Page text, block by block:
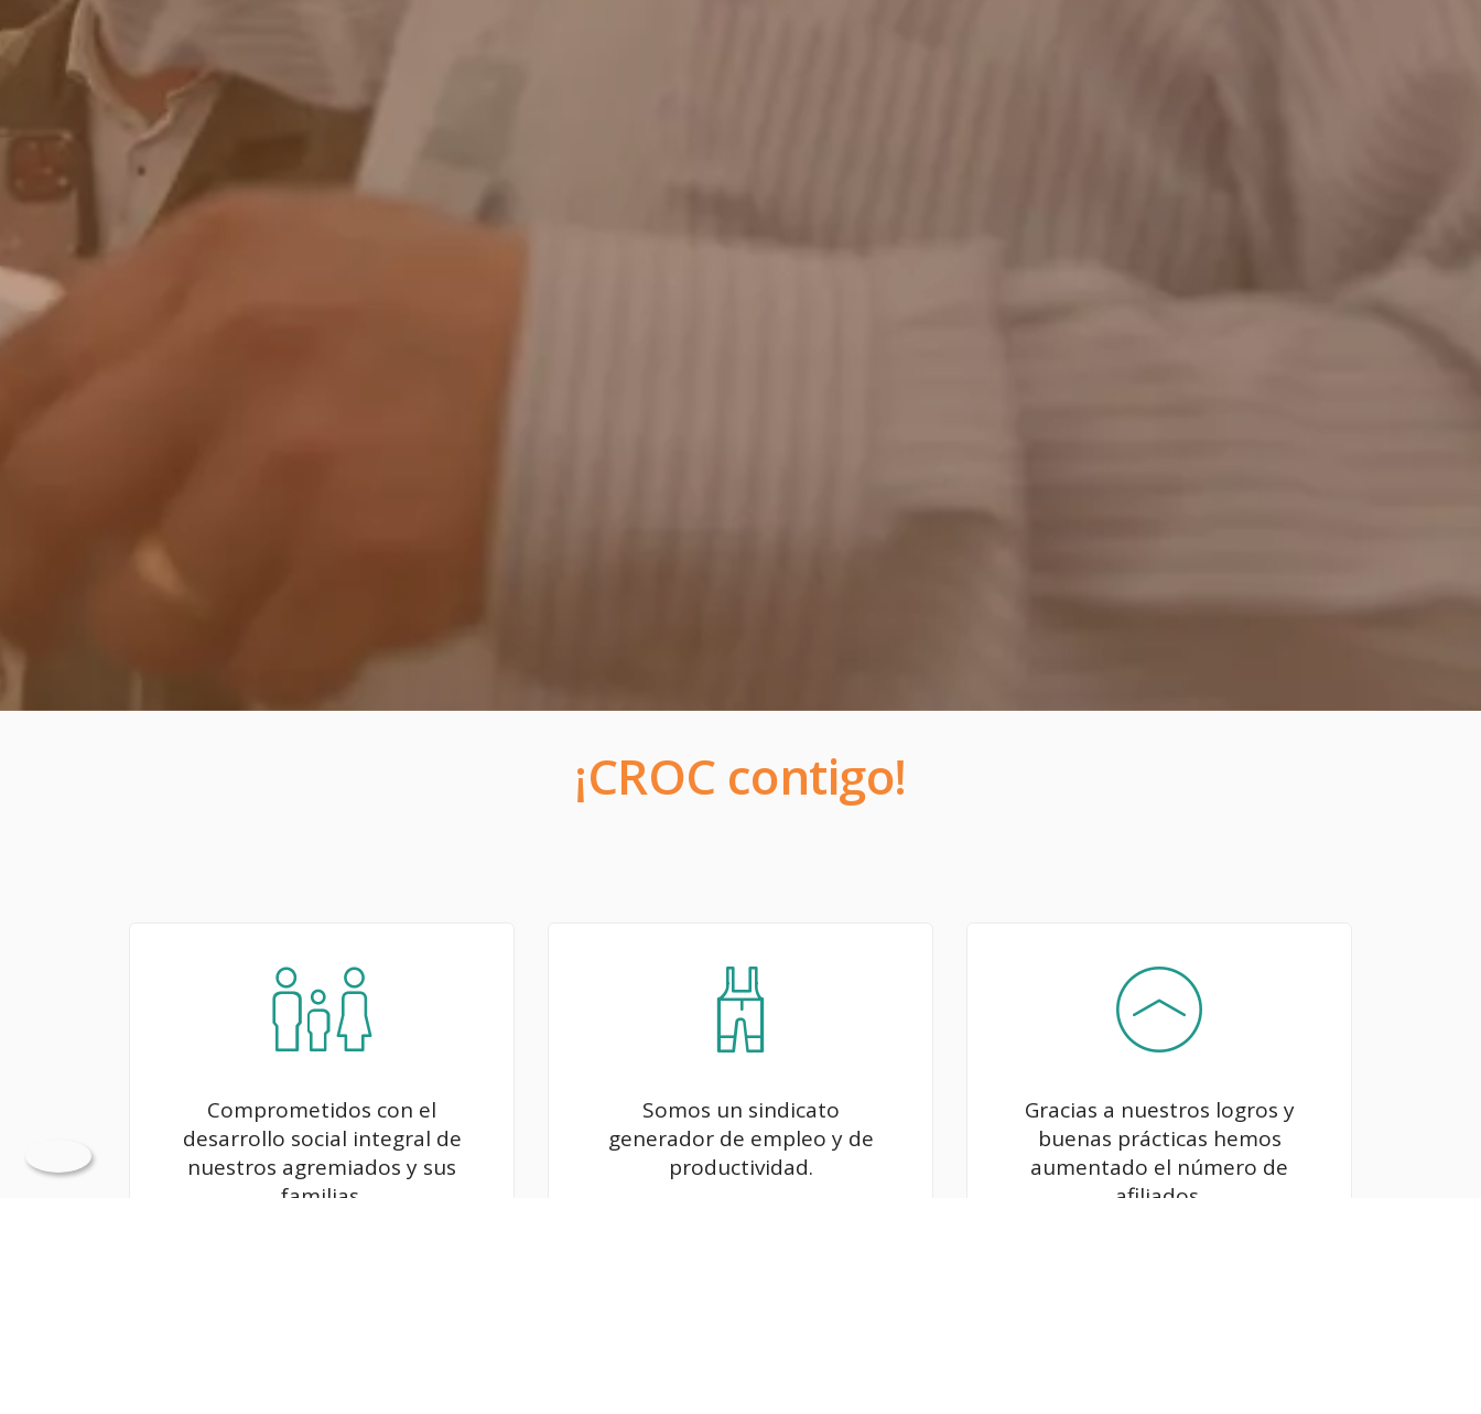
¡CROC contigo!
Comprometidos con el
desarrollo social integral de
nuestros agremiados y sus
familias.
Somos un sindicato
generador de empleo y de
productividad.
Gracias a nuestros logros y
buenas prácticas hemos
aumentado el número de
afiliados.